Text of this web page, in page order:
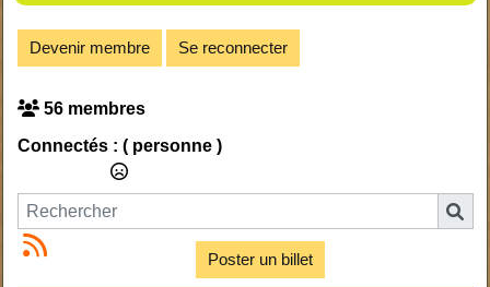
Devenir membre Se reconnecter
56 membres
Connectés : ( personne )
Poster un billet